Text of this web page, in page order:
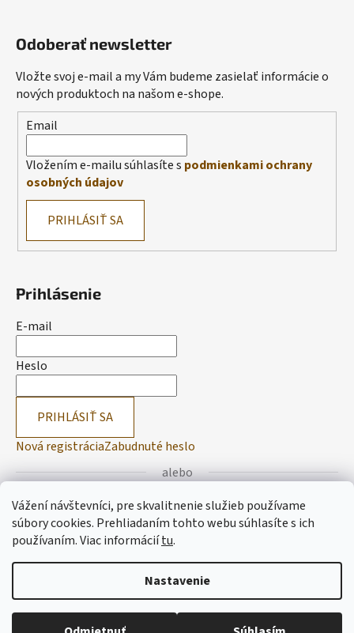
Vážení návštevníci, pre skvalitnenie služieb používame
súbory cookies. Prehliadaním tohto webu súhlasíte s ich
používaním.Viac informáciítu.
Nastavenie
Odoberať newsletter
Vložte svoj e-mail a my Vám budeme zasielať informácie o
nových produktoch na našom e-shope.
Email
Vložením e-mailu súhlasíte s podmienkami ochrany
osobných údajov
PRIHLÁSIŤ SA
Prihlásenie
E-mail
Heslo
PRIHLÁSIŤ SA
Nová registráciaZabudnuté heslo
alebo
Prihlásiť sa cez Facebook
Prihlásiť sa cez Google
Vytvoril Shoptet